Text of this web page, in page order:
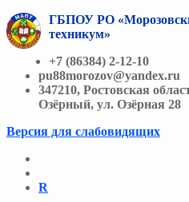
ГБПОУ РО
техникум»
+7 (86384) 2-12-10
pu88morozov@yandex.ru
347210, Ростовская
Озёрный, ул. Озёрная 28
Версия для слабовидящих
R